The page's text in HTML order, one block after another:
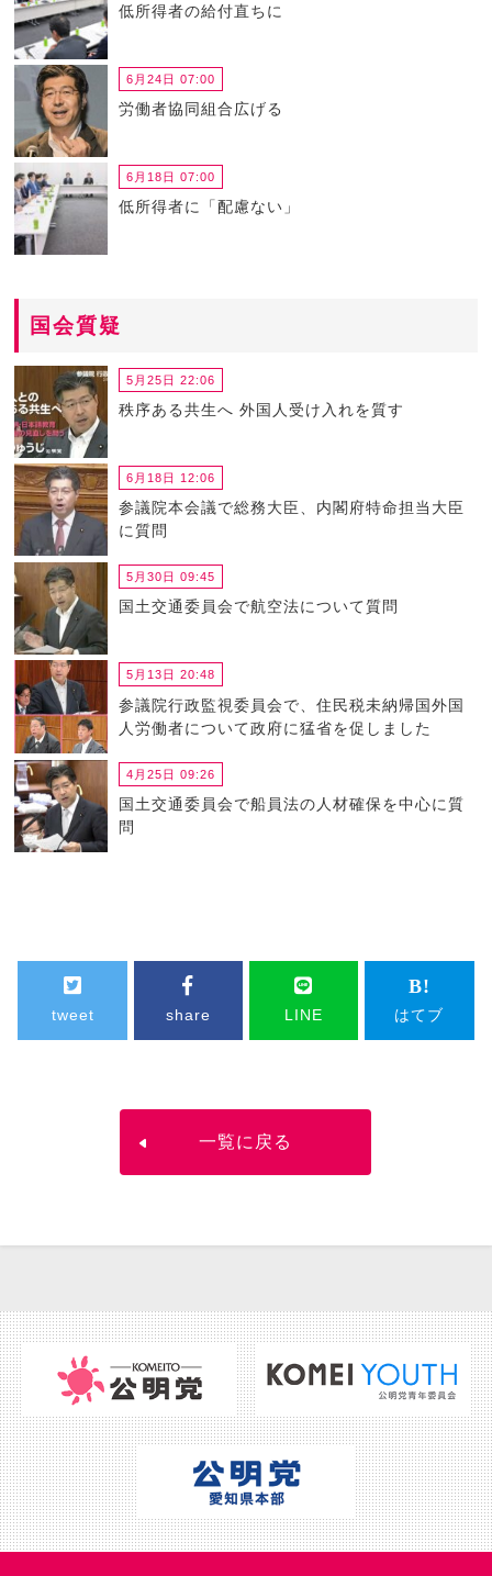
低所得者の給付直ちに
6月24日 07:00
労働者協同組合広げる
6月18日 07:00
低所得者に「配慮ない」
国会質疑
5月25日 22:06
秩序ある共生へ 外国人受け入れを質す
6月18日 12:06
参議院本会議で総務大臣、内閣府特命担当大臣
に質問
5月30日 09:45
国土交通委員会で航空法について質問
5月13日 20:48
参議院行政監視委員会で、住民税未納帰国外国
人労働者について政府に猛省を促しました
4月25日 09:26
国土交通委員会で船員法の人材確保を中心に質
問
tweet share LINE はてブ
一覧に戻る